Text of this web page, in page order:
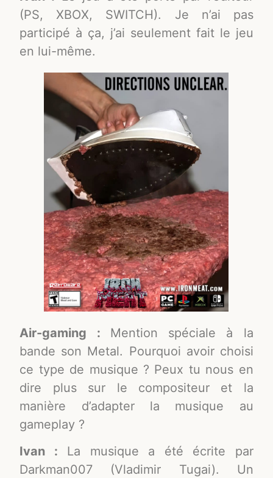
(PS, XBOX, SWITCH). Je n’ai pas
participé à ça, j’ai seulement fait le jeu
en lui-même.
Air-gaming : Mention spéciale à la
bande son Metal. Pourquoi avoir choisi
ce type de musique ? Peux tu nous en
dire plus sur le compositeur et la
manière d’adapter la musique au
gameplay ?
Ivan : La musique a été écrite par
Darkman007 (Vladimir Tugai). Un